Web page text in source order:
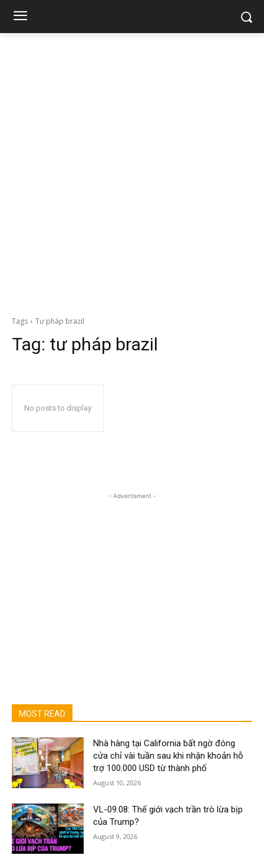
Tags Tư pháp brazil
Tag: tư pháp brazil
No posts to display
- Advertisment -
MOST READ
Nhà hàng tại California bất ngờ đóng
cửa chỉ vài tuần sau khi nhận khoản hỗ
trợ 100.000 USD từ thành phố
August 10, 2026
VL-09.08: Thế giới vạch trần trò lừa bịp
của Trump?
August 9, 2026